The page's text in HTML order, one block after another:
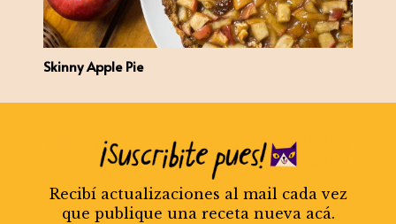
Skinny Apple Pie
Recibí actualizaciones al mail cada vez
que publique una receta nueva acá.